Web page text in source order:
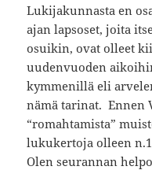
Lukijakunnasta en
ajan lapsoset, joita
osuikin, ovat olleet
uudenvuoden
kymmenillä eli
nämä tarinat. Ennen
“romahtamista”
lukukertoja olleen
Olen seurannan